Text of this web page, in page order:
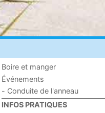
Boire et manger
Événements
- Conduite de l'anneau
INFOS PRATIQUES